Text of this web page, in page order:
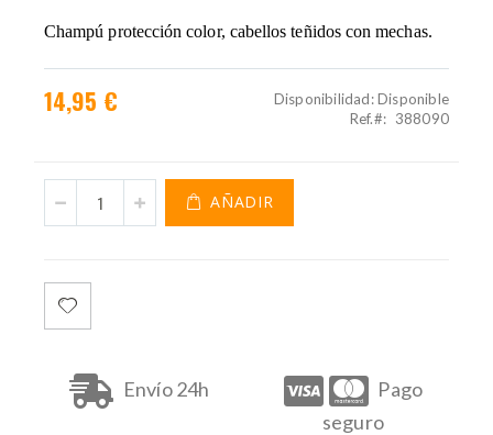
Champú protección color, cabellos teñidos con mechas.
14,95 € Disponibilidad: Disponible
Ref.
388090
AÑADIR
Envío 24h
Pago
seguro